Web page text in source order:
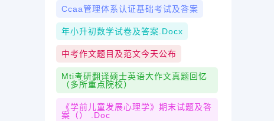
Ccaa管理体系认证基础考试及答案
年小升初数学试卷及答案.docx
中考作文题目及范文今天公布
Mti考研翻译硕士英语大作文真题回忆
（多所重点院校）
《学前儿童发展心理学》期末试题及答
案（） .doc